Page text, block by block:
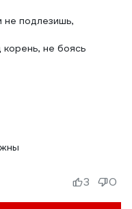
не подлезишь,
не боясь
3 0